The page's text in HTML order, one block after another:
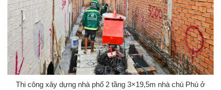
Thi công xây dựng nhà phố 2 tầng 3×19,5m nhà chú Phú ở